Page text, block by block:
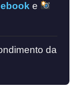
e
da